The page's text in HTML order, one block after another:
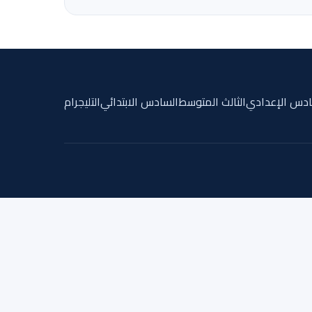
الإعداديالثالث المتوسطالسادس الابتدائيالتليجرام